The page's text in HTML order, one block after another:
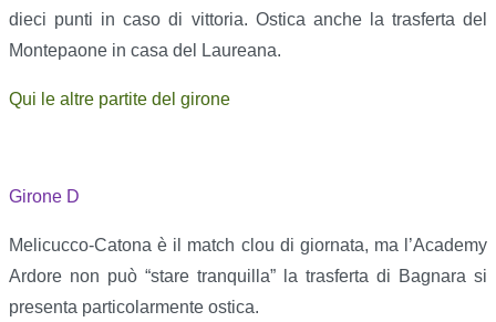
dieci punti in caso di vittoria. Ostica anche la trasferta del
Montepaone in casa del Laureana.
Qui le altre partite del girone
Girone D
Melicucco-Catona è il match clou di giornata, ma l’Academy
Ardore non può “stare tranquilla” la trasferta di Bagnara si
presenta particolarmente ostica.